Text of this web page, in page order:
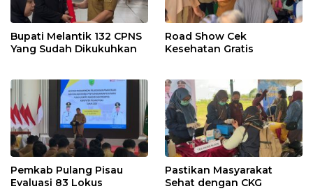
Bupati Melantik 132 CPNS
Yang Sudah Dikukuhkan
Road Show Cek
Kesehatan Gratis
Pemkab Pulang Pisau
Evaluasi 83 Lokus
Pastikan Masyarakat
Sehat dengan CKG